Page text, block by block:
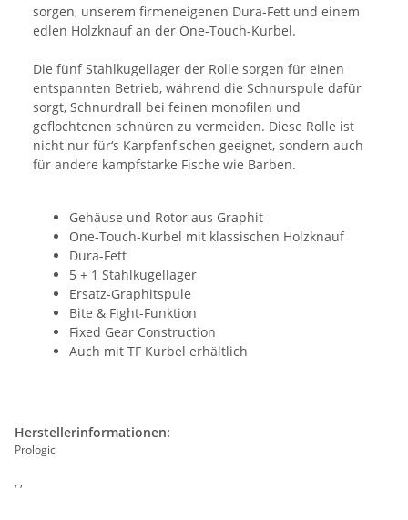
sorgen, unserem firmeneigenen Dura-Fett und einem
edlen Holzknauf an der One-Touch-Kurbel.
Die fünf Stahlkugellager der Rolle sorgen für einen
entspannten Betrieb, während die Schnurspule dafür
sorgt, Schnurdrall bei feinen monofilen und
geflochtenen schnüren zu vermeiden. Diese Rolle ist
nicht nur für‘s Karpfenfischen geeignet, sondern auch
für andere kampfstarke Fische wie Barben.
Gehäuse und Rotor aus Graphit
One-Touch-Kurbel mit klassischen Holzknauf
Dura-Fett
5 + 1 Stahlkugellager
Ersatz-Graphitspule
Bite & Fight-Funktion
Fixed Gear Construction
Auch mit TF Kurbel erhältlich
Herstellerinformationen:
Prologic
, ,